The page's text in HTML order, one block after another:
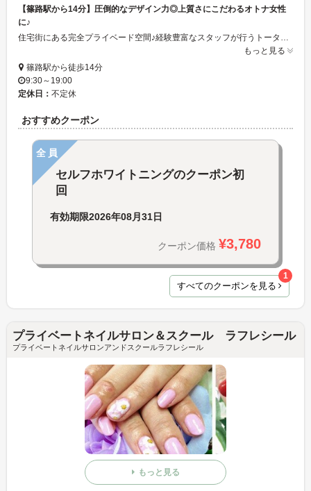
【篠路駅から14分】圧倒的なデザイン力◎上質さにこだわるオトナ女性
に♪
住宅街にある完全プライベード空間♪経験豊富なスタッフが行うトータルビューティサロン♦スッキリとしたきれいな店内でゆったりとリラックスしながら施術が受けられます。毎日ネイル・デート・イベントなどシンプルから華やかまでその日の気分で決められる豊富なデザインあり♪ハンド×フットでオシャレ女性へ♪セルフホワイトニングもやっています◎
もっと見る
篠路駅から徒歩14分
9:30～19:00
定休日： 不定休
おすすめクーポン
全員
セルフホワイトニングのクーポン初
回
有効期限2026年08月31日
クーポン価格 ¥3,780
すべてのクーポンを見る
1
プライベートネイルサロン＆スクール ラフレシール
プライベートネイルサロンアンドスクールラフレシール
もっと見る